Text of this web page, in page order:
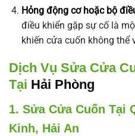
Hỏng động cơ hoặc bộ
điều khiển gặp sự cố là
khiến cửa cuốn không thể
Dịch Vụ Sửa Cửa
Tại Hải Phòng
1. Sửa Cửa Cuốn Tại
Kinh, Hải An